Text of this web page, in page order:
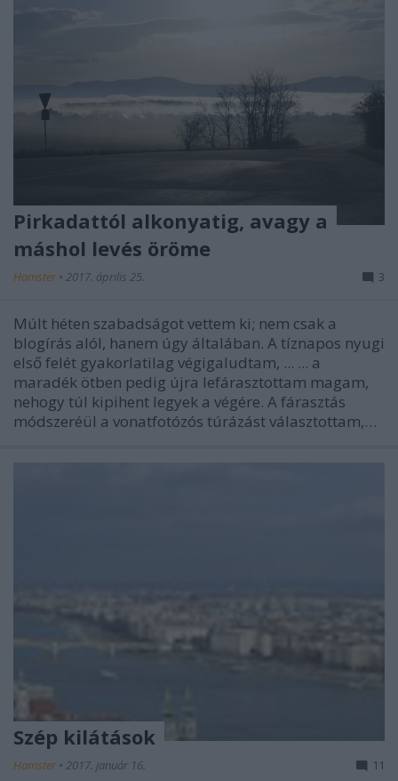
Pirkadattól alkonyatig, avagy a
máshol levés öröme
Hamster • 2017. április 25. 3
Múlt héten szabadságot vettem ki; nem csak a
blogírás alól, hanem úgy általában. A tíznapos nyugi
első felét gyakorlatilag végigaludtam, ... ... a
maradék ötben pedig újra lefárasztottam magam,
nehogy túl kipihent legyek a végére. A fárasztás
módszeréül a vonatfotózós túrázást választottam,…
Szép kilátások
Hamster • 2017. január 16. 11